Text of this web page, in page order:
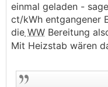
einmal geladen -
ct/kWh entgangener
die WW Bereitung
Mit Heizstab wären